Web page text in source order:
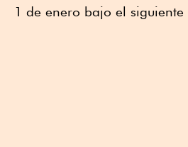
1 de enero bajo el